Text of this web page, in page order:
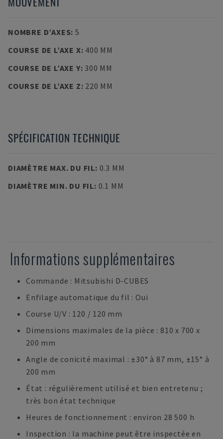
NOMBRE D’AXES: 5
COURSE DE L’AXE X: 400 MM
COURSE DE L’AXE Y: 300 MM
COURSE DE L’AXE Z: 220 MM
SPÉCIFICATION TECHNIQUE
DIAMÈTRE MAX. DU FIL: 0.3 MM
DIAMÈTRE MIN. DU FIL: 0.1 MM
Informations supplémentaires
Commande : Mitsubishi D-CUBES
Enfilage automatique du fil : Oui
Course U/V : 120 / 120 mm
Dimensions maximales de la pièce : 810 x 700 x
200 mm
Angle de conicité maximal : ±30° à 87 mm, ±15° à
200 mm
État : régulièrement utilisé et bien entretenu ;
très bon état technique
Heures de fonctionnement : environ 28 500 h
Inspection : la machine peut être inspectée en